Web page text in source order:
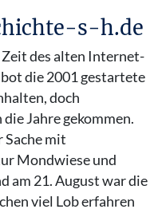
s-h.de
Zeit des alten Internet-
die 2001 gestartete
doch
Jahre gekommen.
Sache mit
Mondwiese und
am 21. August war die
viel Lob erfahren